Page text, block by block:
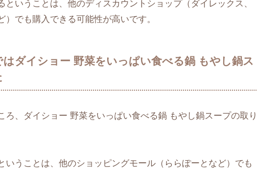
ということは、他のディスカウントショップ（ダイレックス、
でも購入できる可能性が高いです。
ダイショー 野菜をいっぱい食べる鍋 もやし鍋ス
ろ、ダイショー 野菜をいっぱい食べる鍋 もやし鍋スープの取り
いうことは、他のショッピングモール（ららぽーとなど）でも